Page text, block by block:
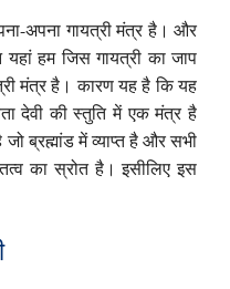
अपना गायत्री मंत्र है। और
हम जिस गायत्री का जाप
मंत्र है। कारण यह है कि यह
देवी की स्तुति में एक मंत्र है
ब्रह्मांड में व्याप्त है और सभी
का स्रोत है। इसीलिए इस